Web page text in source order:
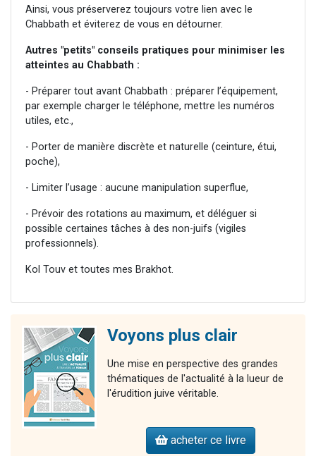
Ainsi, vous préserverez toujours votre lien avec le
Chabbath et éviterez de vous en détourner.
Autres "petits" conseils pratiques pour minimiser les
atteintes au Chabbath :
- Préparer tout avant Chabbath : préparer l’équipement,
par exemple charger le téléphone, mettre les numéros
utiles, etc.,
- Porter de manière discrète et naturelle (ceinture, étui,
poche),
- Limiter l’usage : aucune manipulation superflue,
- Prévoir des rotations au maximum, et déléguer si
possible certaines tâches à des non-juifs (vigiles
professionnels).
Kol Touv et toutes mes Brakhot.
Voyons plus clair
Une mise en perspective des grandes
thématiques de l'actualité à la lueur de
l'érudition juive véritable.
acheter ce livre